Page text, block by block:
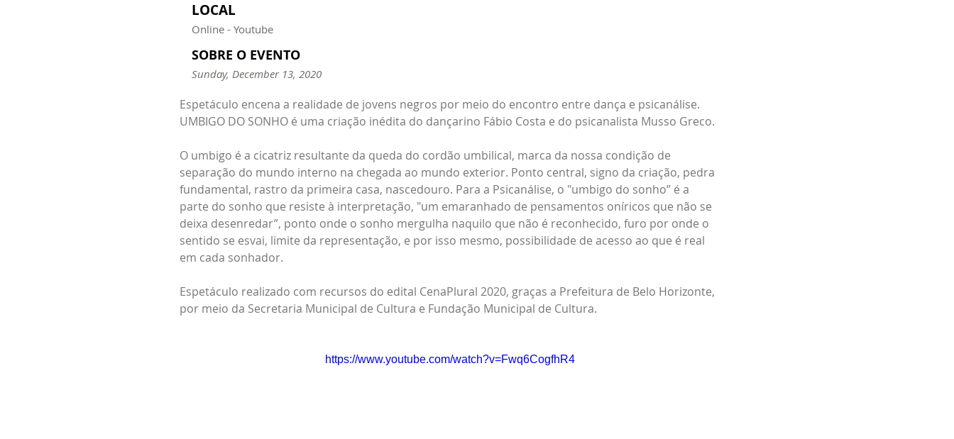
LOCAL
Online - Youtube
SOBRE O EVENTO
Sunday, December 13, 2020
Espetáculo encena a realidade de jovens negros por meio do encontro entre dança e psicanálise.
UMBIGO DO SONHO é uma criação inédita do dançarino Fábio Costa e do psicanalista Musso Greco.
O umbigo é a cicatriz resultante da queda do cordão umbilical, marca da nossa condição de
separação do mundo interno na chegada ao mundo exterior. Ponto central, signo da criação, pedra
fundamental, rastro da primeira casa, nascedouro. Para a Psicanálise, o "umbigo do sonho” é a
parte do sonho que resiste à interpretação, "um emaranhado de pensamentos oníricos que não se
deixa desenredar”, ponto onde o sonho mergulha naquilo que não é reconhecido, furo por onde o
sentido se esvai, limite da representação, e por isso mesmo, possibilidade de acesso ao que é real
em cada sonhador.
Espetáculo realizado com recursos do edital CenaPlural 2020, graças a Prefeitura de Belo Horizonte,
por meio da Secretaria Municipal de Cultura e Fundação Municipal de Cultura.
https://www.youtube.com/watch?v=Fwq6CogfhR4